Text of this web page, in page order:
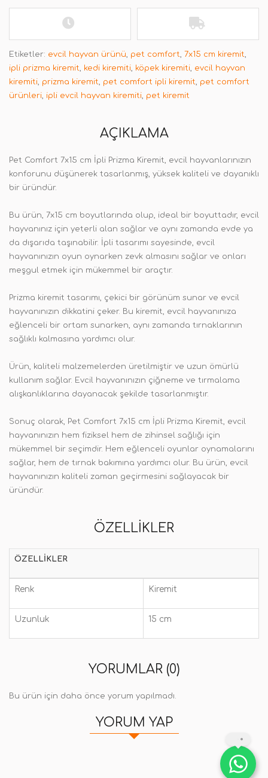
Etiketler: evcil hayvan ürünü, pet comfort, 7x15 cm kiremit,
ipli prizma kiremit, kedi kiremiti, köpek kiremiti, evcil hayvan
kiremiti, prizma kiremit, pet comfort ipli kiremit, pet comfort
ürünleri, ipli evcil hayvan kiremiti, pet kiremit
AÇIKLAMA
Pet Comfort 7x15 cm İpli Prizma Kiremit, evcil hayvanlarınızın
konforunu düşünerek tasarlanmış, yüksek kaliteli ve dayanıklı
bir üründür.
Bu ürün, 7x15 cm boyutlarında olup, ideal bir boyuttadır, evcil
hayvanınız için yeterli alan sağlar ve aynı zamanda evde ya
da dışarıda taşınabilir. İpli tasarımı sayesinde, evcil
hayvanınızın oyun oynarken zevk almasını sağlar ve onları
meşgul etmek için mükemmel bir araçtır.
Prizma kiremit tasarımı, çekici bir görünüm sunar ve evcil
hayvanınızın dikkatini çeker. Bu kiremit, evcil hayvanınıza
eğlenceli bir ortam sunarken, aynı zamanda tırnaklarının
sağlıklı kalmasına yardımcı olur.
Ürün, kaliteli malzemelerden üretilmiştir ve uzun ömürlü
kullanım sağlar. Evcil hayvanınızın çiğneme ve tırmalama
alışkanlıklarına dayanacak şekilde tasarlanmıştır.
Sonuç olarak, Pet Comfort 7x15 cm İpli Prizma Kiremit, evcil
hayvanınızın hem fiziksel hem de zihinsel sağlığı için
mükemmel bir seçimdir. Hem eğlenceli oyunlar oynamalarını
sağlar, hem de tırnak bakımına yardımcı olur. Bu ürün, evcil
hayvanınızın kaliteli zaman geçirmesini sağlayacak bir
üründür.
ÖZELLIKLER
ÖZELLIKLER
Renk Kiremit
Uzunluk 15 cm
YORUMLAR (0)
Bu ürün için daha önce yorum yapılmadı.
YORUM YAP